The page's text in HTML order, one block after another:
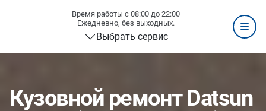
Время работы с 08:00 до 22:00
Ежедневно, без выходных.
Выбрать сервис
Кузовной ремонт Datsun